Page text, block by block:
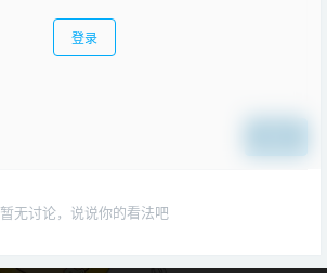
登录
暂无讨论，说说你的看法吧